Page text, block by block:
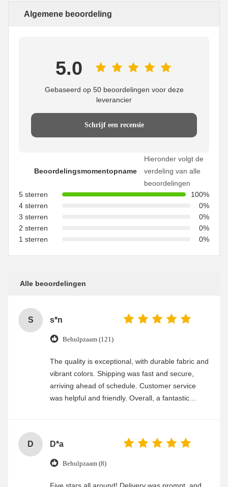
Algemene beoordeling
5.0
Gebaseerd op 50 beoordelingen voor deze
leverancier
Schrijf een recensie
Beoordelingsmomentopname
Hieronder volgt de
verdeling van alle
beoordelingen
5 sterren
100%
4 sterren
0%
3 sterren
0%
2 sterren
0%
1 sterren
0%
Alle beoordelingen
S s*n
Behulpzaam (121)
The quality is exceptional, with durable fabric and
vibrant colors. Shipping was fast and secure,
arriving ahead of schedule. Customer service
was helpful and friendly. Overall, a fantastic
D D*a
Behulpzaam (8)